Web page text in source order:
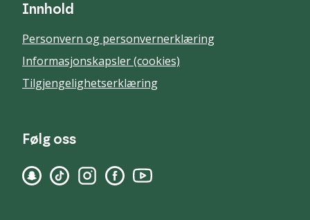
Innhold
Personvern og personvernerklæring
Informasjonskapsler (cookies)
Tilgjengelighetserklæring
Følg oss